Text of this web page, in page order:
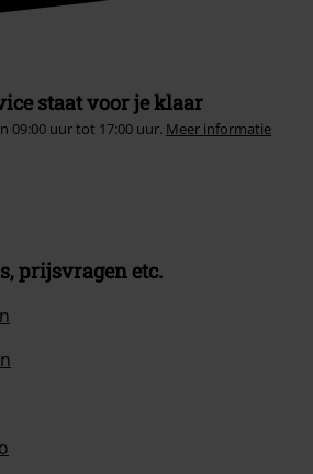
staat voor je klaar
09:00 uur tot 17:00 uur. Meer informatie
prijsvragen etc.